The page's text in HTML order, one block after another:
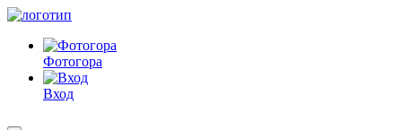
Фотогора
Вход